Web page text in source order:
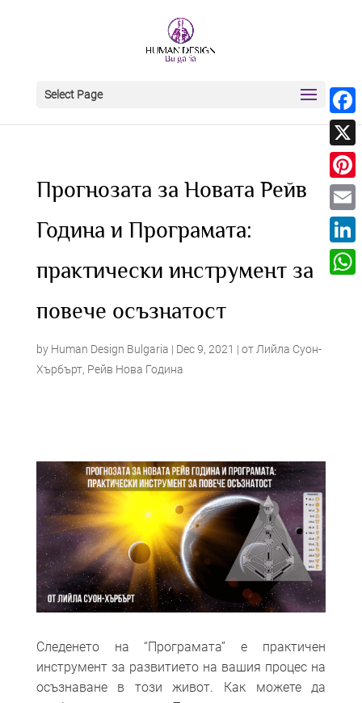
Select Page
Прогнозата за Новата Рейв
Година и Програмата:
практически инструмент за
повече осъзнатост
by Human Design Bulgaria | Dec 9, 2021 | от Лийла Суон-
Хърбърт, Рейв Нова Година
Следенето на “Програмата” е практичен
инструмент за развитието на вашия процес на
осъзнаване в този живот. Как можете да
X
Email